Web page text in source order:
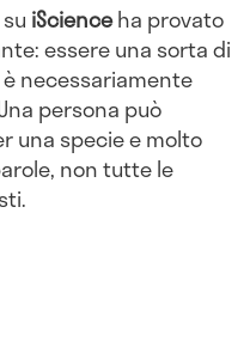
iScienceha provato
essere una sorta di
necessariamente
persona può
una specie e molto
non tutte le